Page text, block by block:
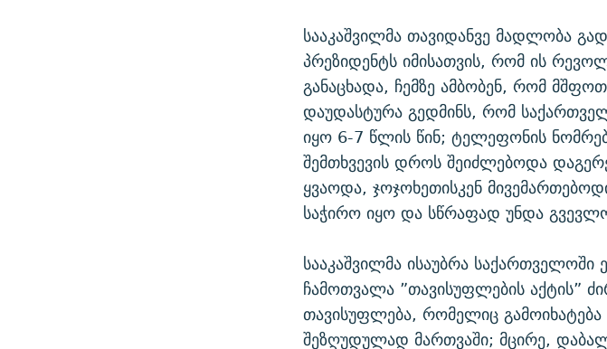
სააკაშვილმა თავიდანვე მადლობა
პრეზიდენტს იმისათვის, რომ ის
განაცხადა, ჩემზე ამბობენ, რომ
დაუდასტურა გედმინს, რომ
იყო 6-7 წლის წინ; ტელეფონის
შემთხვევის დროს შეიძლებოდა
ყვაოდა, ჯოჯოხეთისკენ
საჭირო იყო და სწრაფად უნდა
სააკაშვილმა ისაუბრა
ჩამოთვალა ”თავისუფლების აქტის”
თავისუფლება, რომელიც
შეზღუდულად მართვაში; მცირე,